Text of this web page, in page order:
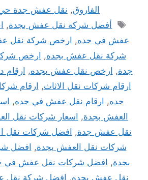
الفاروق, نقل عفش جدة حي
الوسوم
أفضل شركة نقل عفش بجدة,
عفش في جده, ارخص شركة نقل
شركة نقل عفش بجده, ارخص
جدة, ارخص نقل عفش بجده, ارقام
ارقام شركات نقل الاثاث, ارقام
جده, ارقام نقل عفش في جده,
العفش بجدة, اسعار شركات نقل
نقل عفش جدة, افضل شركات نقل
شركات نقل العفش بجدة, افضل
بجدة, افضل شركات نقل عفش في
نقل عفش بجده, افضل شركة نقل